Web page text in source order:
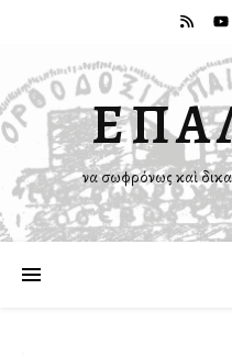
Ἵνα σωφρόνως καὶ